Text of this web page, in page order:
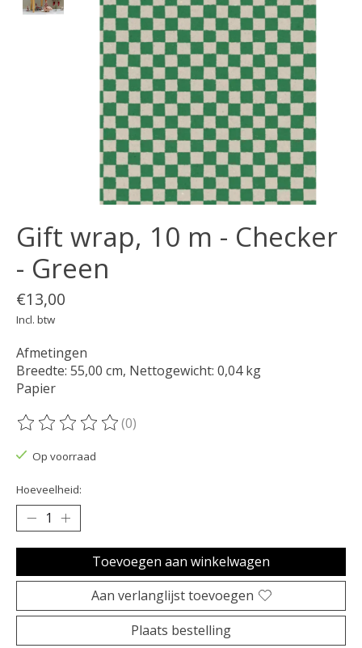
Gift wrap, 10 m - Checker
- Green
€13,00
Incl. btw
Afmetingen
Breedte: 55,00 cm, Nettogewicht: 0,04 kg
Papier
De beoordeling van dit product is
(0)
Op voorraad
Hoeveelheid:
Toevoegen aan winkelwagen
Aan verlanglijst toevoegen
Plaats bestelling